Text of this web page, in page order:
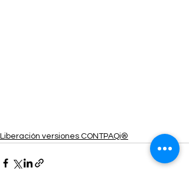
Liberación versiones CONTPAQi®